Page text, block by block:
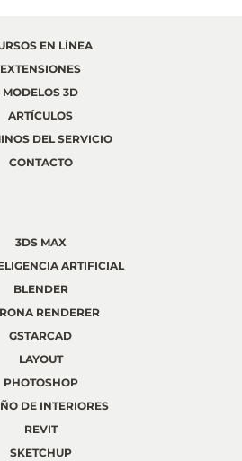
EN LÍNEA
EXTENSIONES
MODELOS 3D
ARTÍCULOS
DEL SERVICIO
CONTACTO
3DS MAX
ARTIFICIAL
BLENDER
RENDERER
GSTARCAD
LAYOUT
PHOTOSHOP
DE INTERIORES
REVIT
SKETCHUP